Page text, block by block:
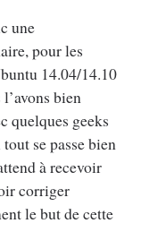
une
pour les
14.04/14.10
bien
quelques geeks
se passe bien
à recevoir
corriger
le but de cette